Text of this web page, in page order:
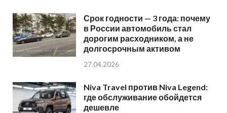
Срок годности — 3 года: почему
в России автомобиль стал
дорогим расходником, а не
долгосрочным активом
27.04.2026
Niva Travel против Niva Legend:
где обслуживание обойдется
дешевле